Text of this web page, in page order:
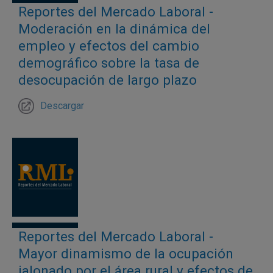
también presentan señales mixtas.
Reportes del Mercado Laboral -
Moderación en la dinámica del
empleo y efectos del cambio
demográfico sobre la tasa de
desocupación de largo plazo
Descargar
Reportes del Mercado Laboral -
Mayor dinamismo de la ocupación